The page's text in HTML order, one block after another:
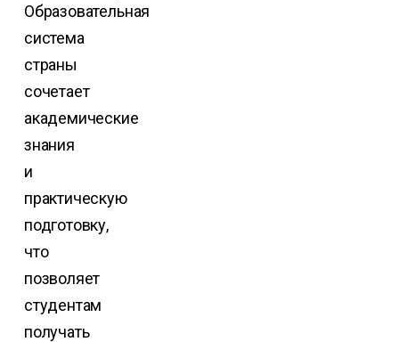
Образовательная
система
страны
сочетает
академические
знания
и
практическую
подготовку,
что
позволяет
студентам
получать